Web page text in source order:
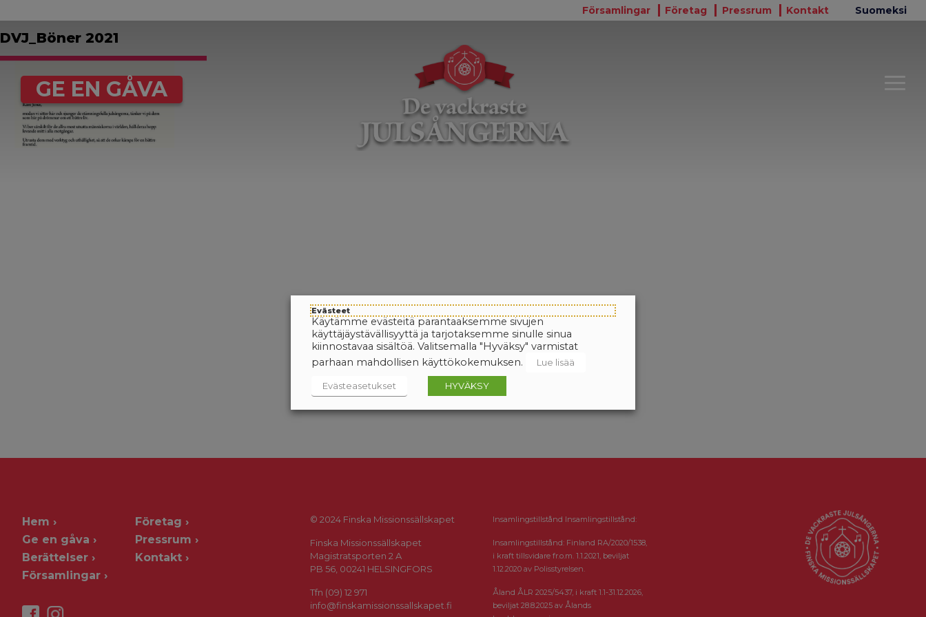
Församlingar Företag Pressrum Kontakt Suomeksi
GE EN GÅVA
DVJ_Böner 2021
Hem
Ge en gåva
Berättelser
Församlingar
Företag
Pressrum
Kontakt
© 2024 Finska Missionssällskapet
Finska Missionssällskapet
Magistratsporten 2 A
PB 56, 00241 HELSINGFORS
Tfn (09) 12 971
info@finskamissionssallskapet.fi
Insamlingstillstånd Insamlingstillstånd:
Insamlingstillstånd: Finland RA/2020/1538,
i kraft tillsvidare fr.o.m. 1.1.2021, beviljat
1.12.2020 av Polisstyrelsen.
Åland ÅLR 2025/5437, i kraft 1.1-31.12.2026,
beviljat 28.8.2025 av Ålands
Evästeet
Käytämme evästeitä parantaaksemme sivujen
käyttäjäystävällisyyttä ja tarjotaksemme sinulle sinua
kiinnostavaa sisältöä. Valitsemalla "Hyväksy" varmistat
parhaan mahdollisen käyttökokemuksen.
Lue lisää
Evästeasetukset HYVÄKSY